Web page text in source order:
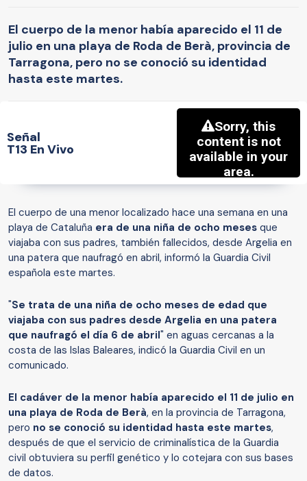
El cuerpo de la menor había aparecido el 11 de
julio en una playa de Roda de Berà, provincia de
Tarragona, pero no se conoció su identidad
hasta este martes.
Señal
T13 En Vivo
El cuerpo de una menor localizado hace una semana en una
playa de Cataluña era de una niña de ocho meses que
viajaba con sus padres, también fallecidos, desde Argelia en
una patera que naufragó en abril, informó la Guardia Civil
española este martes.
"Se trata de una niña de ocho meses de edad que
viajaba con sus padres desde Argelia en una patera
que naufragó el día 6 de abril" en aguas cercanas a la
costa de las Islas Baleares, indicó la Guardia Civil en un
comunicado.
El cadáver de la menor había aparecido el 11 de julio en
una playa de Roda de Berà, en la provincia de Tarragona,
pero no se conoció su identidad hasta este martes,
después de que el servicio de criminalística de la Guardia
civil obtuviera su perfil genético y lo cotejara con sus bases
de datos.